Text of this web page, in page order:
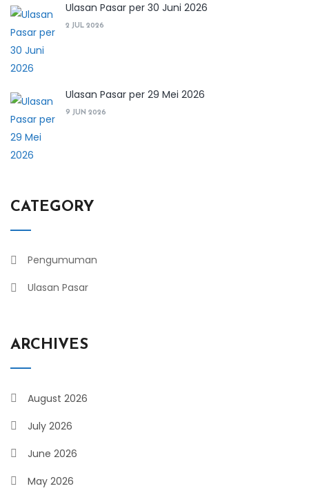
Ulasan Pasar per 30 Juni 2026
2 JUL 2026
Ulasan Pasar per 29 Mei 2026
9 JUN 2026
CATEGORY
Pengumuman
Ulasan Pasar
ARCHIVES
August 2026
July 2026
June 2026
May 2026